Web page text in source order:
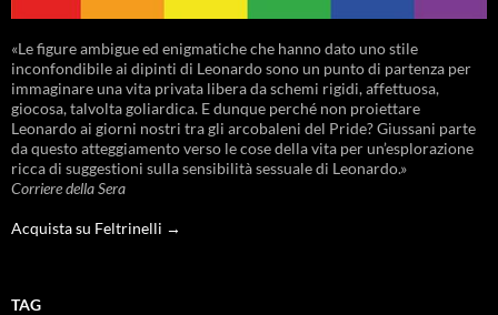
«Le figure ambigue ed enigmatiche che hanno dato uno stile
inconfondibile ai dipinti di Leonardo sono un punto di partenza per
immaginare una vita privata libera da schemi rigidi, affettuosa,
giocosa, talvolta goliardica. E dunque perché non proiettare
Leonardo ai giorni nostri tra gli arcobaleni del Pride? Giussani parte
da questo atteggiamento verso le cose della vita per un’esplorazione
ricca di suggestioni sulla sensibilità sessuale di Leonardo.»
Corriere della Sera
Acquista su Feltrinelli →
TAG